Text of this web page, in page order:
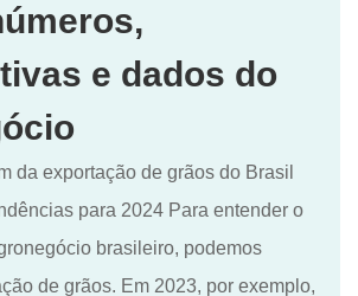
e dados do
da exportação de grãos do Brasil
para 2024 Para entender o
brasileiro, podemos
de grãos. Em 2023, por exemplo,